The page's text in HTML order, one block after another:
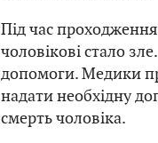
Під час проходження
чоловікові стало
допомоги. Медики
надати необхідну
смерть чоловіка.